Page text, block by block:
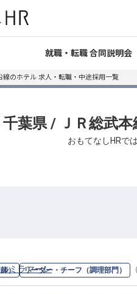
就職・転職 合同説明会
線のホテル 求人・転職・中途採用一覧
千葉県 / ＪＲ総武
おもてなしHRで
） リーダー・チーフ（調理部門）
ミラマーレ のリーダー・チーフ